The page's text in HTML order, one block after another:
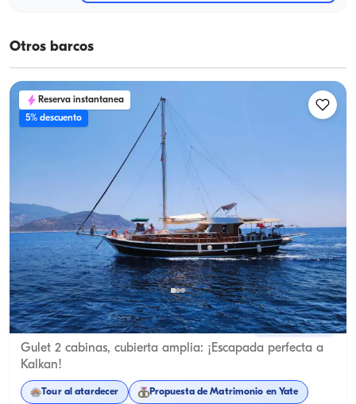
Otros barcos
Reserva instantanea
5% descuento
Kalkan, Antalya Barco nuevo
Gulet 2 cabinas, cubierta amplia: ¡Escapada perfecta a
Kalkan!
Tour al atardecer Propuesta de Matrimonio en Yate